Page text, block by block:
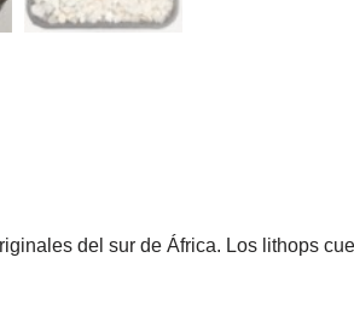
del sur de África. Los lithops